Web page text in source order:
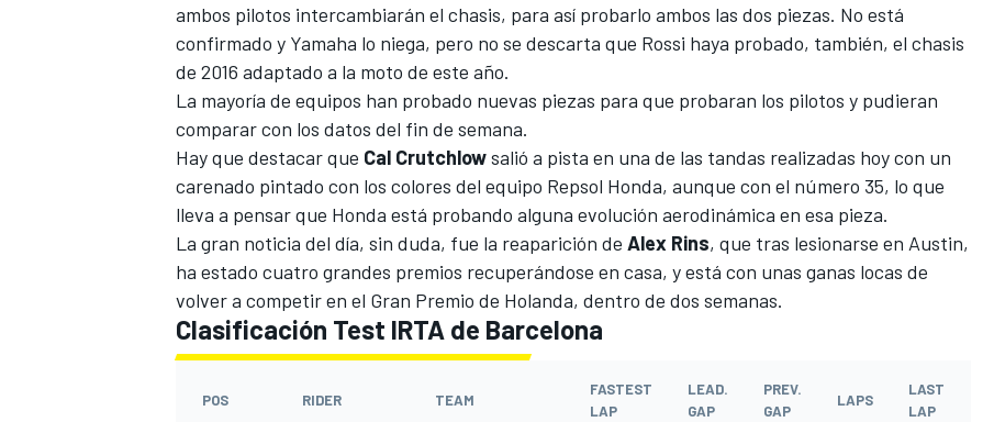
MÁS CATEGORÍAS
ambos pilotos intercambiarán el chasis, para así probarlo ambos las dos piezas. No está
confirmado y Yamaha lo niega, pero no se descarta que Rossi haya probado, también, el chasis
de 2016 adaptado a la moto de este año.
La mayoría de equipos han probado nuevas piezas para que probaran los pilotos y pudieran
comparar con los datos del fin de semana.
Hay que destacar que Cal Crutchlowsalió a pista en una de las tandas realizadas hoy con un
carenado pintado con los colores del equipo Repsol Honda, aunque con el número 35, lo que
lleva a pensar que Honda está probando alguna evolución aerodinámica en esa pieza.
La gran noticia del día, sin duda, fue la reaparición de Alex Rins, que tras lesionarse en Austin,
ha estado cuatro grandes premios recuperándose en casa, y está con unas ganas locas de
volver a competir en el Gran Premio de Holanda, dentro de dos semanas.
Clasificación Test IRTA de Barcelona
POS RIDER TEAM
FASTEST
LAP
LEAD.
GAP
PREV.
GAP
LAPS
LAST
LAP